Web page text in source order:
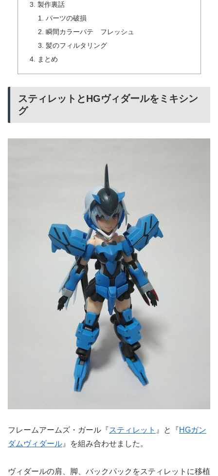
製作裏話
パーツの破損
瞬間カラーパテ フレッシュ
髪のフィルタリング
まとめ
スティレットとHGヴィダールをミキシン
グ
フレームアームズ・ガール『スティレット 』と『HGガン
ダムヴィダール 』を組み合わせました。
ヴィダールの肩、脚、バックパックをスティレットに移植